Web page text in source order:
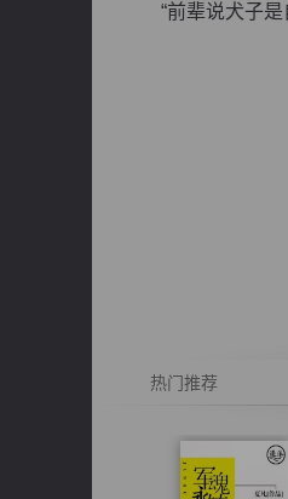
“前辈说犬子是
热门推荐